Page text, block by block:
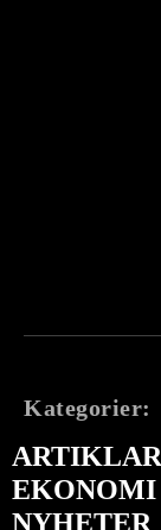
Kategorier:
ARTIKLAR
EKONOMI
NYHETER